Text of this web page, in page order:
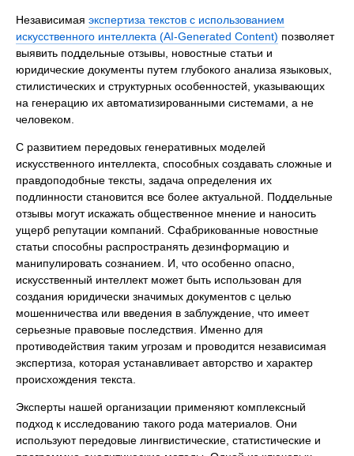
Независимая экспертиза текстов с использованием
искусственного интеллекта (AI-Generated Content) позволяет
выявить поддельные отзывы, новостные статьи и
юридические документы путем глубокого анализа языковых,
стилистических и структурных особенностей, указывающих
на генерацию их автоматизированными системами, а не
человеком.
С развитием передовых генеративных моделей
искусственного интеллекта, способных создавать сложные и
правдоподобные тексты, задача определения их
подлинности становится все более актуальной. Поддельные
отзывы могут искажать общественное мнение и наносить
ущерб репутации компаний. Сфабрикованные новостные
статьи способны распространять дезинформацию и
манипулировать сознанием. И, что особенно опасно,
искусственный интеллект может быть использован для
создания юридически значимых документов с целью
мошенничества или введения в заблуждение, что имеет
серьезные правовые последствия. Именно для
противодействия таким угрозам и проводится независимая
экспертиза, которая устанавливает авторство и характер
происхождения текста.
Эксперты нашей организации применяют комплексный
подход к исследованию такого рода материалов. Они
используют передовые лингвистические, статистические и